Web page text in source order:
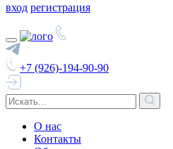
вход регистрация
+7 (926)-194-90-90
О нас
Контакты